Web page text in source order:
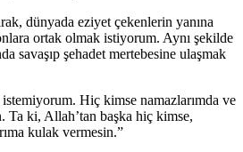
dünyada eziyet çekenlerin yanına
ortak olmak istiyorum. Aynı şekilde
savaşıp şehadet mertebesine ulaşmak
istemiyorum. Hiç kimse namazlarımda ve
Ta ki, Allah’tan başka hiç kimse,
kulak vermesin.”